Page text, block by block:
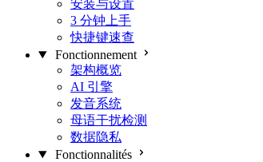
安装与设置
3 分钟上手
快捷键速查
Fonctionnement
架构概览
AI 引擎
发音系统
母语干扰检测
数据隐私
Fonctionnalités